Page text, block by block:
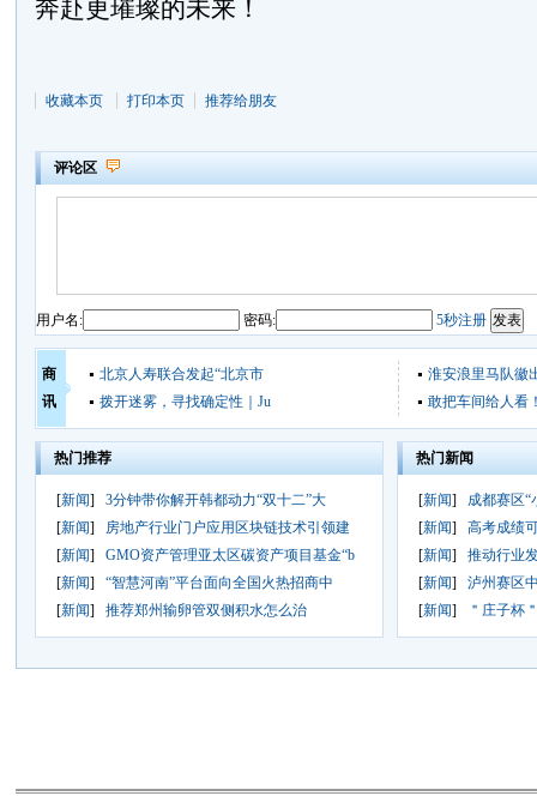
奔赴更璀璨的未来！
收藏本页 打印本页 推荐给朋友
评论区
用户名: 密码: 5秒注册
商
讯
北京人寿联合发起“北京市
淮安浪里马队徽
拨开迷雾，寻找确定性｜Ju
敢把车间给人看
热门推荐
[新闻]
3分钟带你解开韩都动力“双十二”大
[新闻]
房地产行业门户应用区块链技术引领建
[新闻]
GMO资产管理亚太区碳资产项目基金“b
[新闻]
“智慧河南”平台面向全国火热招商中
[新闻] 推荐郑州输卵管双侧积水怎么治
热门新闻
[新闻]
成都赛区“
[新闻]
高考成绩
[新闻]
推动行业
[新闻]
泸州赛区
[新闻] ＂庄子杯